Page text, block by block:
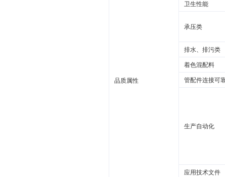
品质属性
卫生性能
承压类
排水、排污类
着色混配料
管配件连接可
生产自动化
应用技术文件